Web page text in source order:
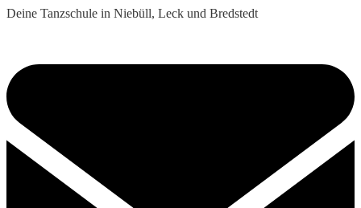
Deine Tanzschule in Niebüll, Leck und Bredstedt